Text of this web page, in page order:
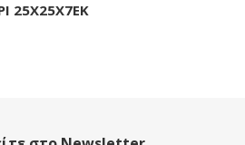
25Χ25Χ7ΕΚ